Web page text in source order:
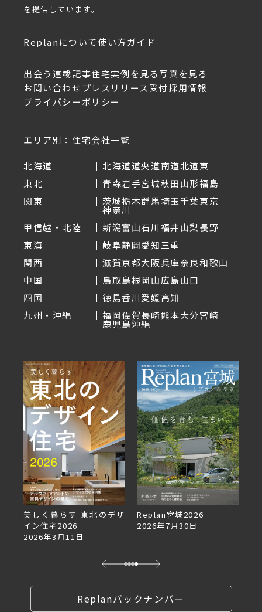
を提供しています。
Replanについて使い方ガイド
出会う 連載記事住宅実例を見る写真を見る
お問い合わせ プレスリリース受付採用情報
プライバシーポリシー
エリア別：住宅会社一覧
北海道 北海道道央道南道北道東
東北
青森岩手宮城秋田山形福島
関東
茨城栃木群馬埼玉千葉東京
神奈川
甲信越・北陸
新潟富山石川福井山梨長野
東海
岐阜静岡愛知三重
関西
滋賀京都大阪兵庫奈良和歌山
中国
鳥取島根岡山広島山口
四国
徳島香川愛媛高知
九州・沖縄
福岡佐賀長崎熊本大分宮崎
鹿児島沖縄
美しく暮らす 東北のデザ
イン住宅2026
2026年3月11日
Replan宮城2026
2026年7月30日
Replanバックナンバー